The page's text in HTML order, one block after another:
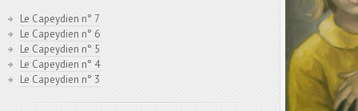
Le Capeydien n° 7
Le Capeydien n° 6
Le Capeydien n° 5
Le Capeydien n° 4
Le Capeydien n° 3